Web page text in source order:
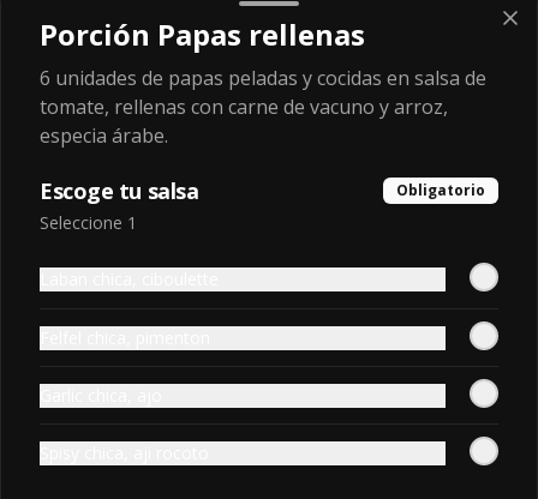
$1.950
Fanta Naranja
$3.000
Fanta Sin Azúcar
Porción Papas rellenas
6 unidades de papas peladas y cocidas en salsa de
tomate, rellenas con carne de vacuno y arroz,
especia árabe.
Escoge tu salsa Obligatorio
Seleccione 1